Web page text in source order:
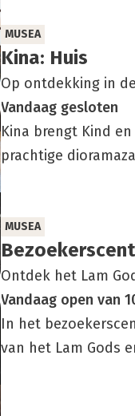
Kina: Huis
Op ontdekking in
MUSEA
Vandaag gesloten
Kina brengt Kind
prachtige
Ontdek het Lam
MUSEA
Vandaag open van
In het
van het Lam Gods